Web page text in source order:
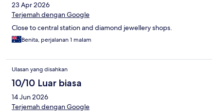
23 Apr 2026
Terjemah dengan Google
Close to central station and diamond jewellery shops.
Benita, perjalanan 1 malam
Ulasan yang disahkan
10/10 Luar biasa
14 Jun 2026
Terjemah dengan Google